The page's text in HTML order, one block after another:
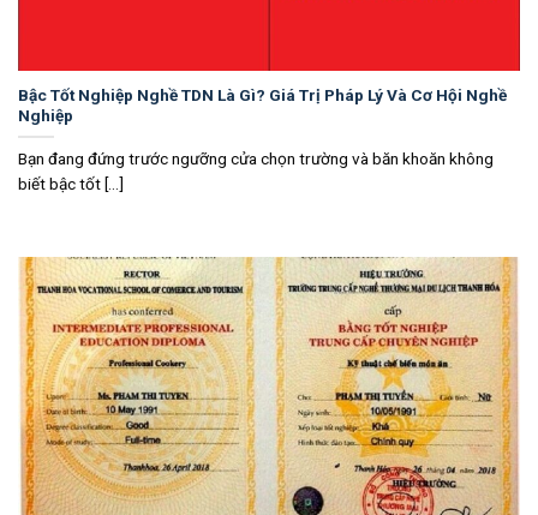
Bậc Tốt Nghiệp Nghề TDN Là Gì? Giá Trị Pháp Lý Và Cơ Hội Nghề
Nghiệp
Bạn đang đứng trước ngưỡng cửa chọn trường và băn khoăn không
biết bậc tốt [...]